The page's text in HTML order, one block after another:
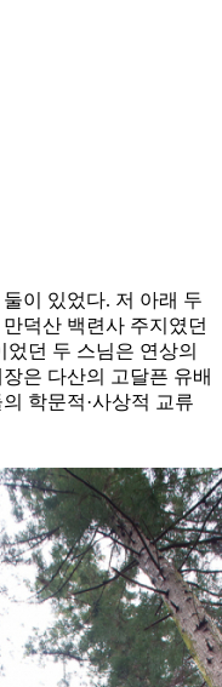
이 있었다. 저 아래 두
덕산 백련사 주지였던
던 두 스님은 연상의
은 다산의 고달픈 유배
학문적·사상적 교류